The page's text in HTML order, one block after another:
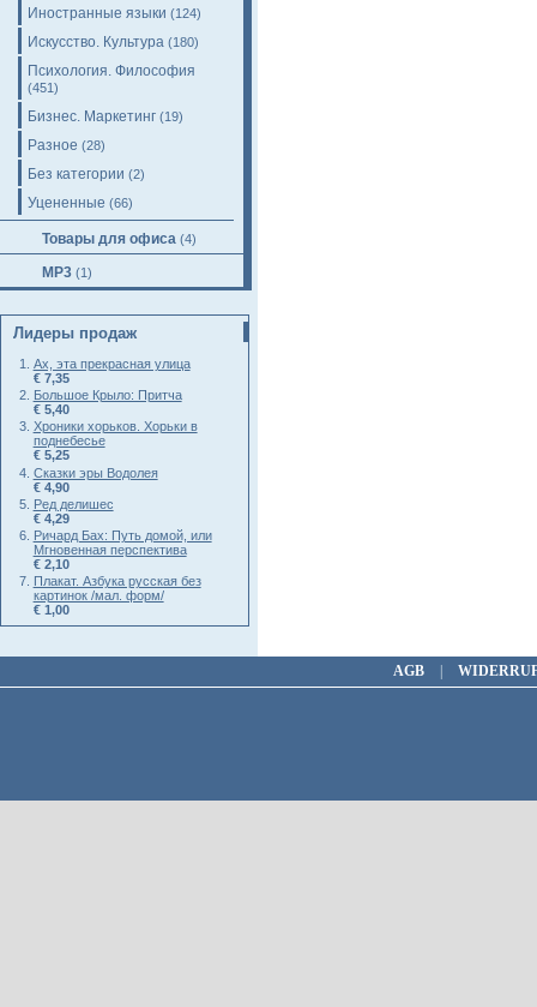
Иностранные языки (124)
Искусство. Культура (180)
Психология. Философия
(451)
Бизнес. Маркетинг (19)
Разное (28)
Без категории (2)
Уцененные (66)
Товары для офиса (4)
MP3 (1)
Лидеры продаж
Ах, эта прекрасная улица
€ 7,35
Большое Крыло: Притча
€ 5,40
Хроники хорьков. Хорьки в
поднебесье
€ 5,25
Сказки эры Водолея
€ 4,90
Ред делишес
€ 4,29
Ричард Бах: Путь домой, или
Мгновенная перспектива
€ 2,10
Плакат. Азбука русская без
картинок /мал. форм/
€ 1,00
AGB